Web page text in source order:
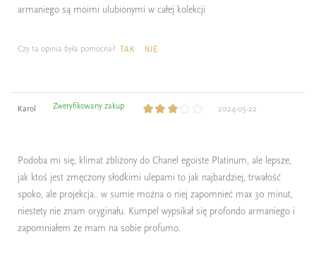
armaniego są moimi ulubionymi w całej kolekcji
Czy ta opinia była pomocna? TAK NIE
Karol Zweryfikowany zakup 2024-05-22
Podoba mi się, klimat zbliżony do Chanel egoiste Platinum, ale lepsze,
jak ktoś jest zmęczony słodkimi ulepami to jak najbardziej, trwałość
spoko, ale projekcja.. w sumie można o niej zapomnieć max 30 minut,
niestety nie znam oryginału. Kumpel wypsikał się profondo armaniego i
zapomniałem że mam na sobie profumo.